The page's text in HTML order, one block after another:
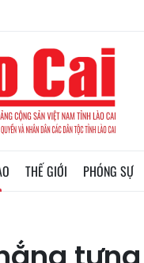
THẾ GIỚI PHÓNG SỰ